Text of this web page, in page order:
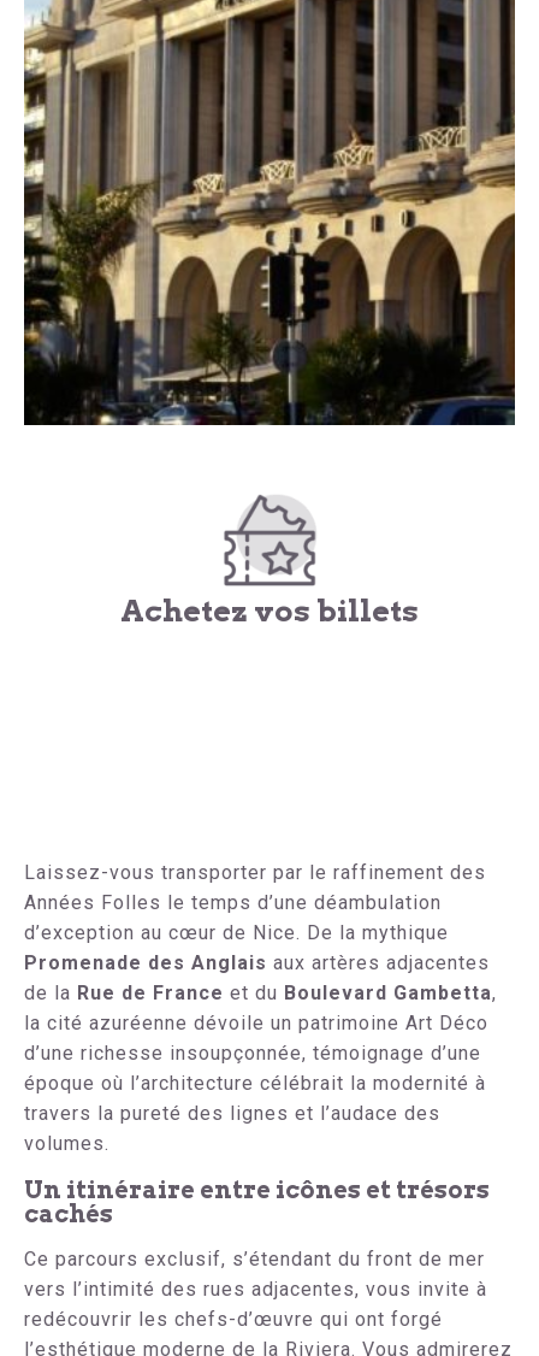
Achetez vos billets
Laissez-vous transporter par le raffinement des
Années Folles le temps d’une déambulation
d’exception au cœur de Nice. De la mythique
Promenade des Anglais aux artères adjacentes
de la Rue de France et du Boulevard Gambetta,
la cité azuréenne dévoile un patrimoine Art Déco
d’une richesse insoupçonnée, témoignage d’une
époque où l’architecture célébrait la modernité à
travers la pureté des lignes et l’audace des
volumes.
Un itinéraire entre icônes et trésors
cachés
Ce parcours exclusif, s’étendant du front de mer
vers l’intimité des rues adjacentes, vous invite à
redécouvrir les chefs-d’œuvre qui ont forgé
l’esthétique moderne de la Riviera. Vous admirerez